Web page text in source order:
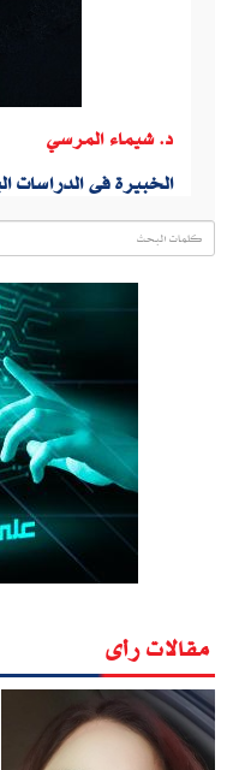
د. شيماء المرسي
الخبيرة فى الدراسات
مقالات رأى